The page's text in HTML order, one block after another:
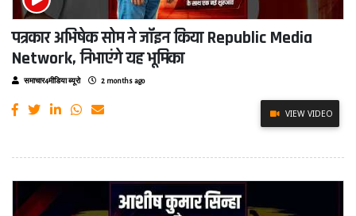
पत्रकार अभिषेक सोम ने जॉइन किया Republic Media
Network, निभाएंगे यह भूमिका
समाचार4मीडिया ब्यूरो 2 months ago
VIEW VIDEO